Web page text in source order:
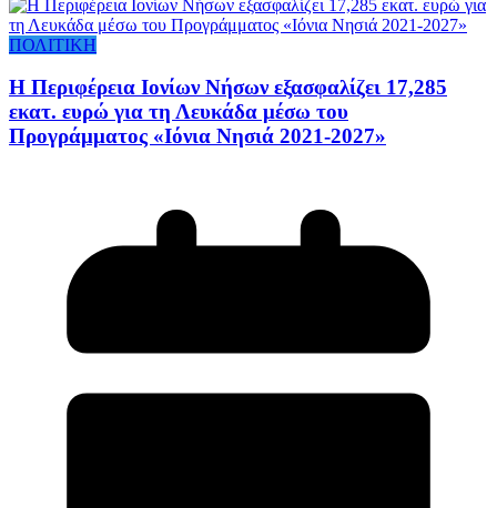
ΠΟΛΙΤΙΚΗ
Η Περιφέρεια Ιονίων Νήσων εξασφαλίζει 17,285
εκατ. ευρώ για τη Λευκάδα μέσω του
Προγράμματος «Ιόνια Νησιά 2021-2027»